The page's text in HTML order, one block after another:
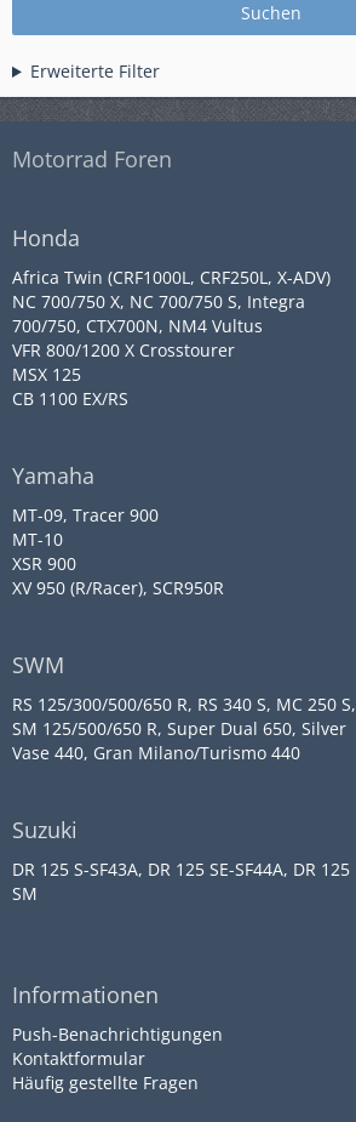
Suchen
Erweiterte Filter
Motorrad Foren
Honda
Africa Twin (CRF1000L, CRF250L, X-ADV)
NC 700/750 X, NC 700/750 S, Integra
700/750, CTX700N, NM4 Vultus
VFR 800/1200 X Crosstourer
MSX 125
CB 1100 EX/RS
Yamaha
MT-09, Tracer 900
MT-10
XSR 900
XV 950 (R/Racer), SCR950R
SWM
RS 125/300/500/650 R, RS 340 S, MC 250 S,
SM 125/500/650 R, Super Dual 650, Silver
Vase 440, Gran Milano/Turismo 440
Suzuki
DR 125 S-SF43A, DR 125 SE-SF44A, DR 125
SM
Informationen
Push-Benachrichtigungen
Kontaktformular
Häufig gestellte Fragen